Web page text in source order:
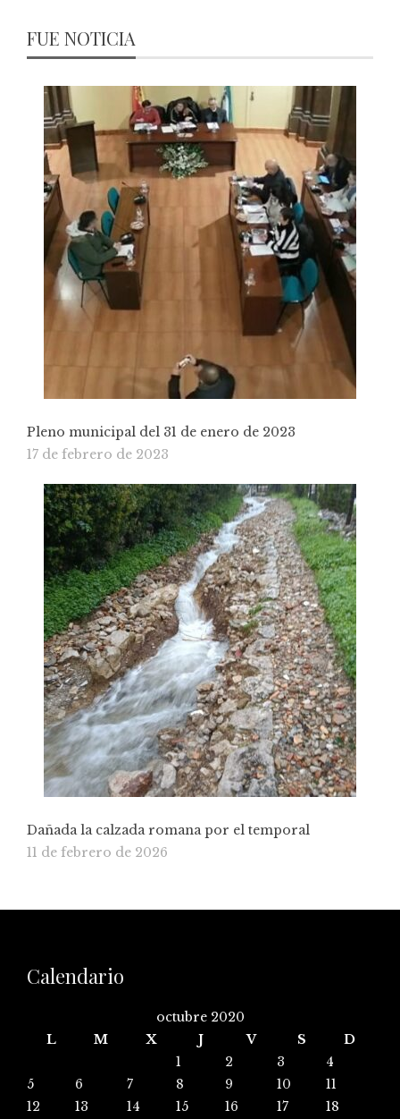
FUE NOTICIA
Pleno municipal del 31 de enero de 2023
17 de febrero de 2023
Dañada la calzada romana por el temporal
11 de febrero de 2026
Calendario
octubre 2020
L
M X J V S
D
1
2 3
4
5
6 7 8 9 10
11
12
13 14 15 16 17
18